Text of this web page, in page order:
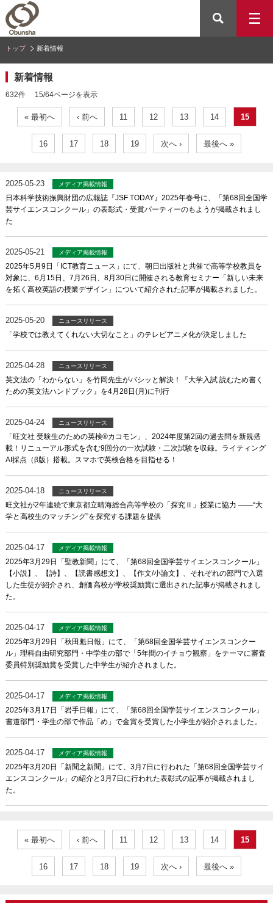
トップ 新着情報
新着情報
632件 15/64ページを表示
« 最初へ ‹ 前へ 11 12 13 14 15
16 17 18 19 次へ › 最後へ »
2025-05-23 メディア掲載情報
日本科学技術振興財団の広報誌『JSF TODAY』2025年春号に、「第68回全国学
芸サイエンスコンクール」の表彰式・受賞パーティーのもようが掲載されまし
た
2025-05-21 メディア掲載情報
2025年5月9日「ICT教育ニュース」にて、朝日出版社と共催で高等学校教員を
対象に、6月15日、7月26日、8月30日に開催される教育セミナー「新しい未来
を拓く高校英語の授業デザイン」について紹介された記事が掲載されました。
2025-05-20 ニュースリリース
「学校では教えてくれない大切なこと」のテレビアニメ化が決定しました
2025-04-28 ニュースリリース
英文法の「わからない」を竹岡先生がバシッと解決！『大学入試 読むため書く
ための英文法ハンドブック』を4月28日(月)に刊行
2025-04-24 ニュースリリース
「旺文社 受験生のための英検®カコモン」、2024年度第2回の過去問を新規搭
載！リニューアル形式を含む9回分の一次試験・二次試験を収録。ライティング
AI採点（β版）搭載。スマホで英検合格を目指せる！
2025-04-18 ニュースリリース
旺文社が2年連続で東京都立晴海総合高等学校の「探究Ⅱ」授業に協力 ――“大
学と高校生のマッチング”を探究する課題を提供
2025-04-17 メディア掲載情報
2025年3月29日「聖教新聞」にて、「第68回全国学芸サイエンスコンクール」
【小説】、【詩】、【読書感想文】、【作文/小論文】、それぞれの部門で入選
した生徒が紹介され、創価高校が学校奨励賞に選出された記事が掲載されまし
た。
2025-04-17 メディア掲載情報
2025年3月29日「秋田魁日報」にて、「第68回全国学芸サイエンスコンクー
ル」理科自由研究部門・中学生の部で「5年間のイチョウ観察」をテーマに審査
委員特別奨励賞を受賞した中学生が紹介されました。
2025-04-17 メディア掲載情報
2025年3月17日「岩手日報」にて、「第68回全国学芸サイエンスコンクール」
書道部門・学生の部で作品「め」で金賞を受賞した小学生が紹介されました。
2025-04-17 メディア掲載情報
2025年3月20日「新聞之新聞」にて、3月7日に行われた「第68回全国学芸サイ
エンスコンクール」の紹介と3月7日に行われた表彰式の記事が掲載されまし
た。
« 最初へ ‹ 前へ 11 12 13 14 15
16 17 18 19 次へ › 最後へ »